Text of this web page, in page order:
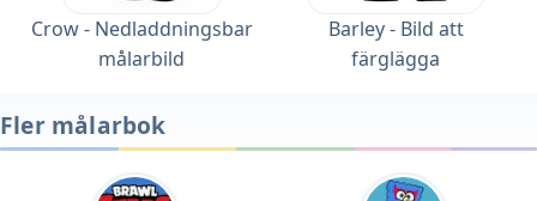
Crow - Nedladdningsbar
målarbild
Barley - Bild att
färglägga
Fler målarbok